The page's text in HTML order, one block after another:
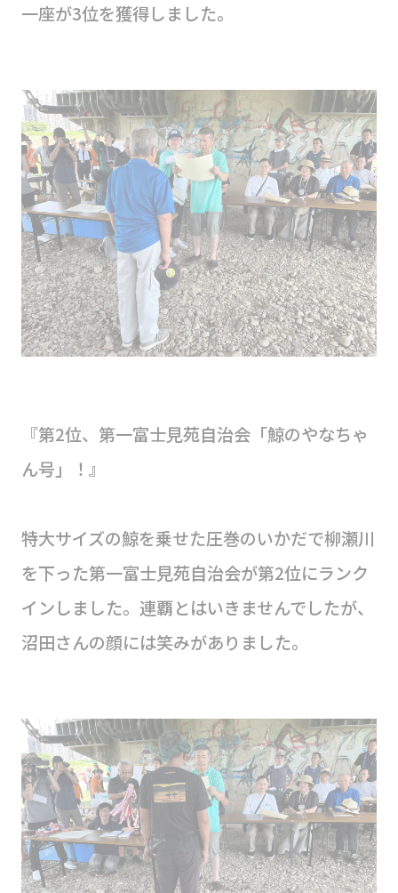
一座が3位を獲得しました。
『第2位、第一富士見苑自治会「鯨のやなちゃ
ん号」！』
特大サイズの鯨を乗せた圧巻のいかだで柳瀬川
を下った第一富士見苑自治会が第2位にランク
インしました。連覇とはいきませんでしたが、
沼田さんの顔には笑みがありました。